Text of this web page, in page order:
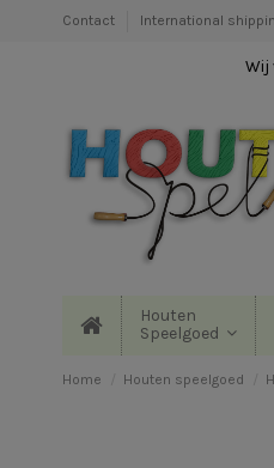
Contact International
Wij
Houten
Speelgoed
Home Houten speelgoed